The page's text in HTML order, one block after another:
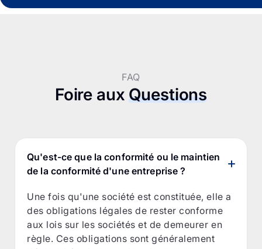
FAQ
Foire aux Questions
Qu'est-ce que la conformité ou le maintien
de la conformité d'une entreprise ?
Une fois qu'une société est constituée, elle a
des obligations légales de rester conforme
aux lois sur les sociétés et de demeurer en
règle. Ces obligations sont généralement